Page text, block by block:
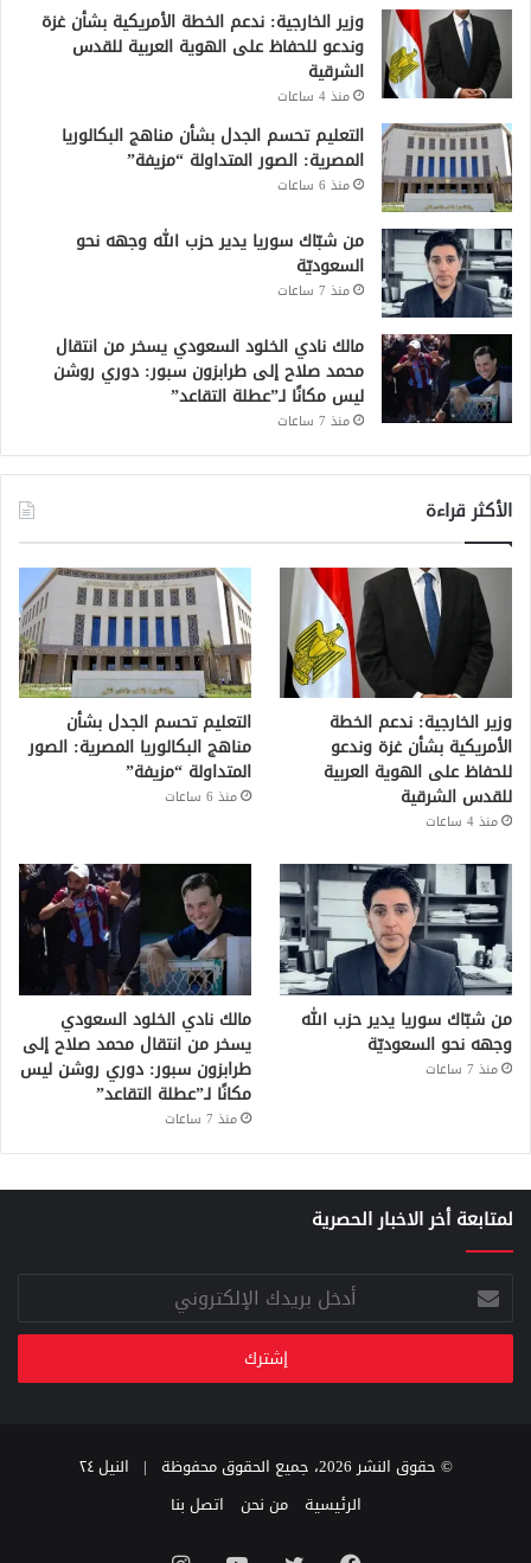
وزير الخارجية: ندعم الخطة الأمريكية بشأن غزة
وندعو للحفاظ على الهوية العربية للقدس
الشرقية
منذ 4 ساعات
التعليم تحسم الجدل بشأن مناهج البكالوريا
المصرية: الصور المتداولة “مزيفة”
منذ 6 ساعات
من شبّاك سوريا يدير حزب الله وجهه نحو
السعوديّة
منذ 7 ساعات
مالك نادي الخلود السعودي يسخر من انتقال
محمد صلاح إلى طرابزون سبور: دوري روشن
ليس مكانًا لـ”عطلة التقاعد”
منذ 7 ساعات
الأكثر قراءة
وزير الخارجية: ندعم الخطة
الأمريكية بشأن غزة وندعو
للحفاظ على الهوية العربية
للقدس الشرقية
منذ 4 ساعات
التعليم تحسم الجدل بشأن
مناهج البكالوريا المصرية: الصور
المتداولة “مزيفة”
منذ 6 ساعات
من شبّاك سوريا يدير حزب الله
وجهه نحو السعوديّة
منذ 7 ساعات
مالك نادي الخلود السعودي
يسخر من انتقال محمد صلاح إلى
طرابزون سبور: دوري روشن ليس
مكانًا لـ”عطلة التقاعد”
منذ 7 ساعات
لمتابعة أخر الاخبار الحصرية
أدخل
بريدك
الإلكتروني
© حقوق النشر 2026، جميع الحقوق محفوظة |
النيل ٢٤
الرئيسية
من نحن اتصل بنا